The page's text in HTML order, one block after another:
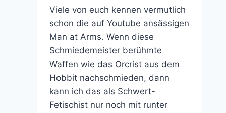
Viele von euch kennen vermutlich
schon die auf Youtube ansässigen
Man at Arms. Wenn diese
Schmiedemeister berühmte
Waffen wie das Orcrist aus dem
Hobbit nachschmieden, dann
kann ich das als Schwert-
Fetischist nur noch mit runter